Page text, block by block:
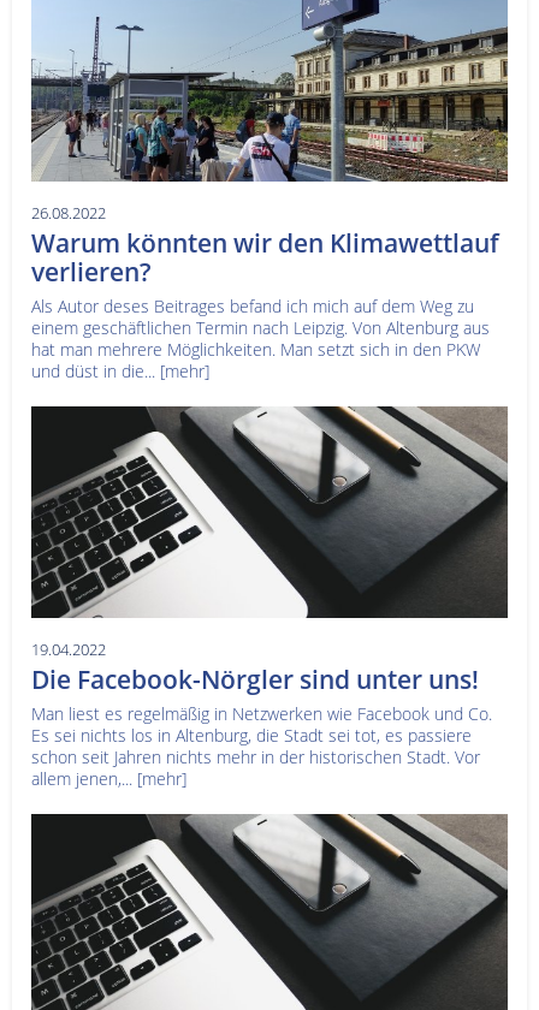
26.08.2022
Warum könnten wir den Klimawettlauf
verlieren?
Als Autor deses Beitrages befand ich mich auf dem Weg zu
einem geschäftlichen Termin nach Leipzig. Von Altenburg aus
hat man mehrere Möglichkeiten. Man setzt sich in den PKW
und düst in die... [mehr]
19.04.2022
Die Facebook-Nörgler sind unter uns!
Man liest es regelmäßig in Netzwerken wie Facebook und Co.
Es sei nichts los in Altenburg, die Stadt sei tot, es passiere
schon seit Jahren nichts mehr in der historischen Stadt. Vor
allem jenen,... [mehr]